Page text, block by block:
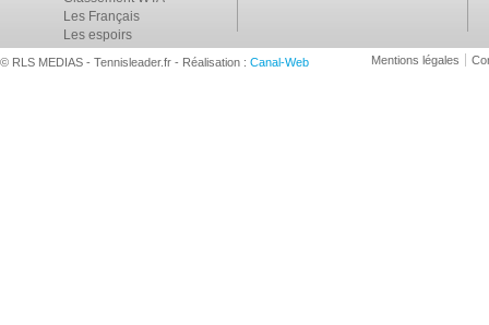
Les Français
Les espoirs
© RLS MEDIAS - Tennisleader.fr - Réalisation : Canal-Web Mentions légales